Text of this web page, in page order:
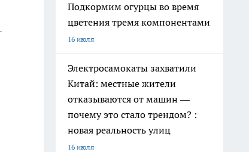
Подкормим огурцы во время
цветения тремя компонентами
16 июля
Электросамокаты захватили
Китай: местные жители
отказываются от машин —
почему это стало трендом? :
новая реальность улиц
16 июля